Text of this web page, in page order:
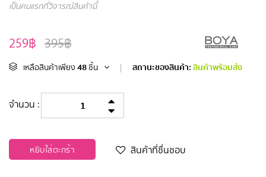
เป็นคนแรกที่วิจารณ์สินค้านี้
395฿
259฿
เหลือสินค้าเพียง 48 ชิ้น | สถานะของสินค้า:สินค้าพร้อมส่ง
จำนวน :
หยิบใส่ตะกร้า สินค้าที่ชื่นชอบ